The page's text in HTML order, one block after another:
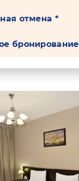
отмена *
бронирование